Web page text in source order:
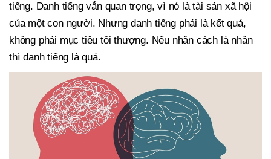
tiếng. Danh tiếng vẫn quan trọng, vì nó là tài sản xã hội
của một con người. Nhưng danh tiếng phải là kết quả,
không phải mục tiêu tối thượng. Nếu nhân cách là nhân
thì danh tiếng là quả.